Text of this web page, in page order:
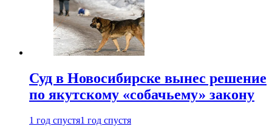
Суд в Новосибирске вынес решение
по якутскому «собачьему» закону
1 год спустя1 год спустя